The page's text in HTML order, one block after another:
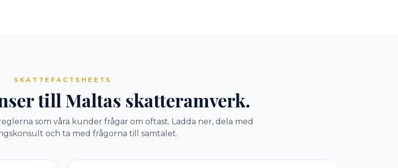
SKATTEFACTSHEETS
till Maltas skatteramverk.
som våra kunder frågar om oftast. Ladda ner, dela med
och ta med frågorna till samtalet.